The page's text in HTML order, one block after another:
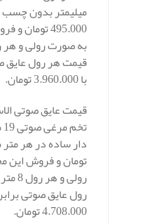
میلیمتر بدون
495.000
قیمت هر رول عایق
با 3.960.000 تومان.
قیمت عایق صوتی
تومان و فروش
رول عایق صوتی
4.708.000 تومان.